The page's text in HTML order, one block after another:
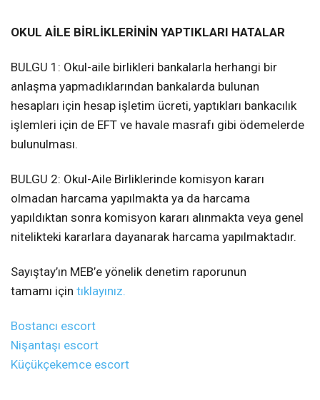
OKUL AİLE BİRLİKLERİNİN YAPTIKLARI HATALAR
BULGU 1: Okul-aile birlikleri bankalarla herhangi bir
anlaşma yapmadıklarından bankalarda bulunan
hesapları için hesap işletim ücreti, yaptıkları bankacılık
işlemleri için de EFT ve havale masrafı gibi ödemelerde
bulunulması.
BULGU 2: Okul-Aile Birliklerinde komisyon kararı
olmadan harcama yapılmakta ya da harcama
yapıldıktan sonra komisyon kararı alınmakta veya genel
nitelikteki kararlara dayanarak harcama yapılmaktadır.
Sayıştay’ın MEB’e yönelik denetim raporunun
tamamı için tıklayınız.
Bostancı escort
Nişantaşı escort
Küçükçekemce escort